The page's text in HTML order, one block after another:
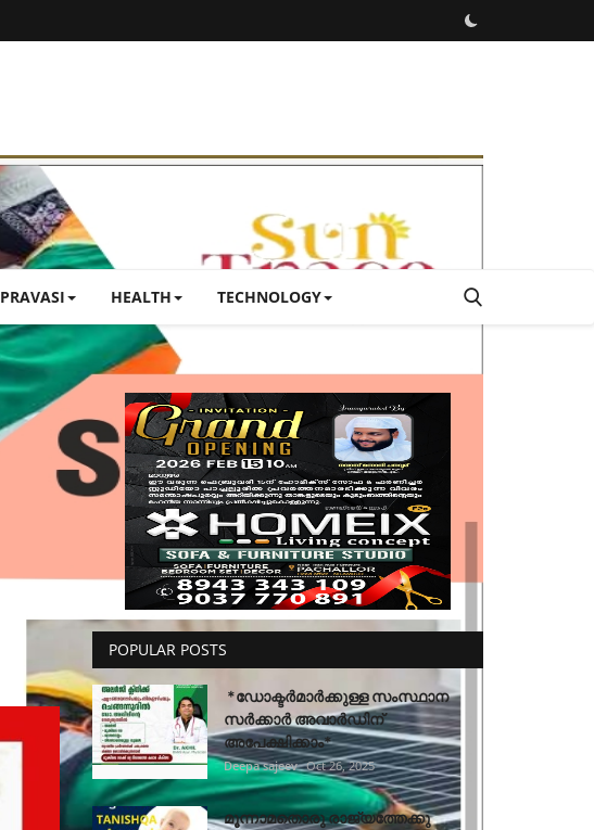
PRAVASI HEALTH TECHNOLOGY
POPULAR POSTS
*ഡോക്ടർമാർക്കുള്ള സംസ്ഥാന
സർക്കാർ അവാർഡിന്
അപേക്ഷിക്കാം*
Deepa sajeev Oct 26, 2025
മൂന്നാമതൊരു രാജ്യത്തേക്കു